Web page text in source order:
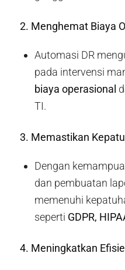
2. Menghemat Biaya
Automasi DR
pada intervensi
biaya operasional
TI.
3. Memastikan
Dengan
dan pembuatan
memenuhi
seperti GDPR,
4. Meningkatkan